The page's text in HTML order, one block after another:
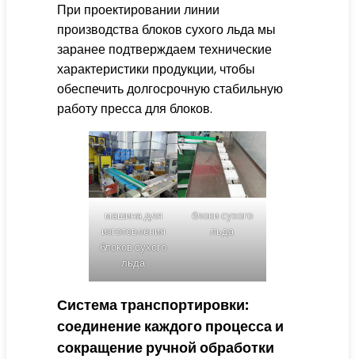
При проектировании линии
производства блоков сухого льда мы
заранее подтверждаем технические
характеристики продукции, чтобы
обеспечить долгосрочную стабильную
работу пресса для блоков.
машина для
изготовления
блоков сухого
льда
блоки сухого
льда
Система транспортировки:
соединение каждого процесса и
сокращение ручной обработки